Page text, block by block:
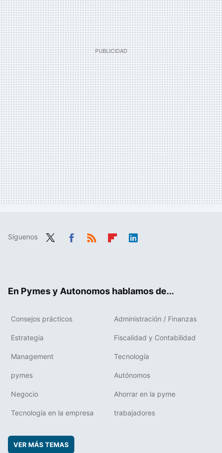
Síguenos
En Pymes y Autonomos hablamos de...
Consejos prácticos Administración / Finanzas
Estrategia Fiscalidad y Contabilidad
Management Tecnología
pymes Autónomos
Negocio Ahorrar en la pyme
Tecnología en la empresa trabajadores
VER MÁS TEMAS